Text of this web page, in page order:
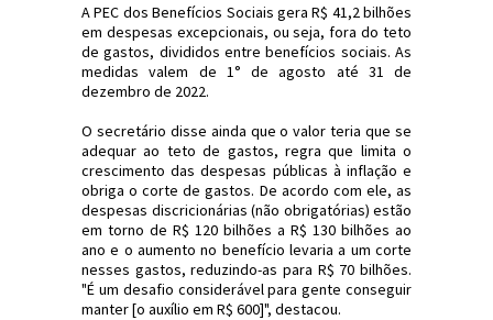
A PEC dos Benefícios Sociais gera R$ 41,2 bilhões
em despesas excepcionais, ou seja, fora do teto
de gastos, divididos entre benefícios sociais. As
medidas valem de 1° de agosto até 31 de
dezembro de 2022.
O secretário disse ainda que o valor teria que se
adequar ao teto de gastos, regra que limita o
crescimento das despesas públicas à inflação e
obriga o corte de gastos. De acordo com ele, as
despesas discricionárias (não obrigatórias) estão
em torno de R$ 120 bilhões a R$ 130 bilhões ao
ano e o aumento no benefício levaria a um corte
nesses gastos, reduzindo-as para R$ 70 bilhões.
"É um desafio considerável para gente conseguir
manter [o auxílio em R$ 600]", destacou.